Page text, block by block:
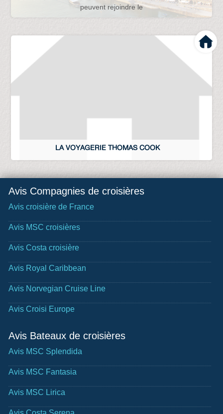
peuvent rejoindre le
LA VOYAGERIE THOMAS COOK
Avis Compagnies de croisières
Avis croisière de France
Avis MSC croisières
Avis Costa croisière
Avis Royal Caribbean
Avis Norvegian Cruise Line
Avis Croisi Europe
Avis Bateaux de croisières
Avis MSC Splendida
Avis MSC Fantasia
Avis MSC Lirica